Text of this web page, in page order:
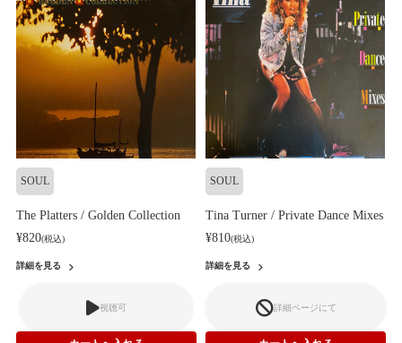
SOUL
The Platters / Golden Collection
¥820(税込)
詳細を見る
視聴可
SOUL
Tina Turner / Private Dance Mixes
¥810(税込)
詳細を見る
詳細ページにて